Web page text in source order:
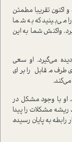
اکنون تقریبا مطمئن
می‌بینید که به شما
واکنش شما به این
می‌گیرد. او سعی
مقابل را برای
او با وجود مشکل در
ریشه مشکلات را پیدا
به پایان رسیده،